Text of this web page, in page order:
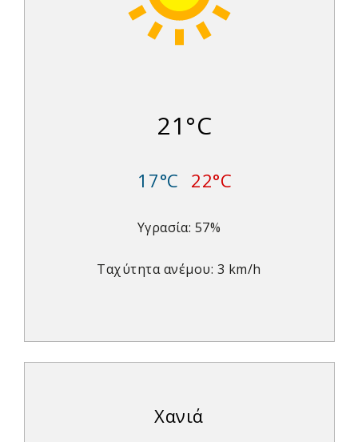
21°C
17°C 22°C
Υγρασία: 57%
Ταχύτητα ανέμου: 3 km/h
Χανιά